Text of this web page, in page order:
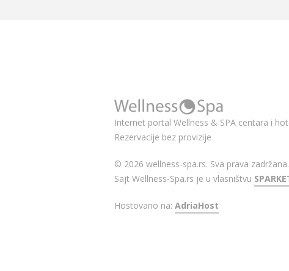
Internet portal Wellness & SPA centara i
Rezervacije bez provizije
© 2026 wellness-spa.rs. Sva prava zadržana.
Sajt Wellness-Spa.rs je u vlasništvu
Hostovano na: AdriaHost